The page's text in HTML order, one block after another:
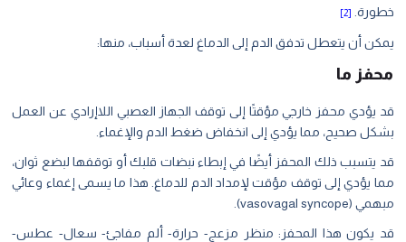
خطورة. [2]
يمكن أن يتعطل تدفق الدم إلى الدماغ لعدة أسباب، منها:
محفز ما
قد يؤدي محفز خارجي مؤقتًا إلى توقف الجهاز العصبي اللاإرادي عن العمل
بشكل صحيح، مما يؤدي إلى انخفاض ضغط الدم والإغماء.
قد يتسبب ذلك المحفز أيضًا في إبطاء نبضات قلبك أو توقفها لبضع ثوان،
مما يؤدي إلى توقف مؤقت لإمداد الدم للدماغ. هذا ما يسمى إغماء وعائي
مبهمي (vasovagal syncope).
قد يكون هذا المحفز: منظر مزعج- حرارة- ألم مفاجئ- سعال- عطس-